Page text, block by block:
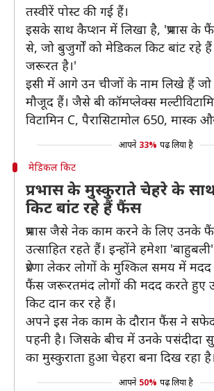
तस्वीरें पोस्ट की गई हैं।
इसके साथ कैप्शन में लिखा है, 'प्रभास के
से, जो बुजुर्गों को मेडिकल किट बांट रहे
जरूरत है।'
इसी में आगे उन चीजों के नाम लिखे हैं
मौजूद हैं। जैसे बी कॉमप्लेक्स
विटामिन C, पैरासिटामोल 650, मास्क
आपने 33% पढ़ लिया है
मेडिकल किट
प्रभास के मुस्कुराते चेहरे के
किट बांट रहे हैं फैंस
प्रभास जैसे नेक काम करने के लिए उनके
उत्साहित रहते हैं। इन्होंने हमेशा
प्रेरणा लेकर लोगों के मुश्किल समय में
फैंस जरूरतमंद लोगों की मदद करते हुए
किट दान कर रहे हैं।
अपने इस नेक काम के दौरान फैंस ने सफेद
पहनी है। जिसके बीच में उनके पसंदीदा
का मुस्कुराता हुआ चेहरा बना दिख रहा है।
आपने 50% पढ़ लिया है